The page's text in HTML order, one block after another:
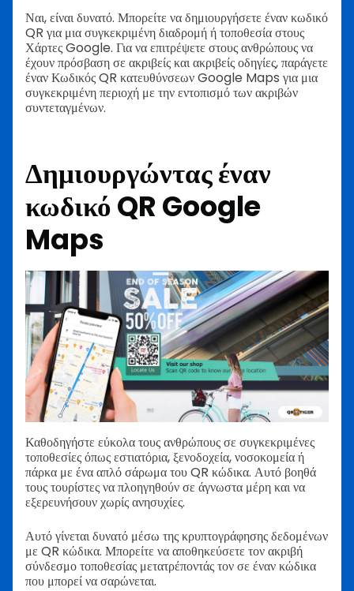
Ναι, είναι δυνατό. Μπορείτε να δημιουργήσετε έναν κωδικό
QR για μια συγκεκριμένη διαδρομή ή τοποθεσία στους
Χάρτες Google. Για να επιτρέψετε στους ανθρώπους να
έχουν πρόσβαση σε ακριβείς και ακριβείς οδηγίες, παράγετε
ένανΚωδικός QR κατευθύνσεων Google Maps για μια
συγκεκριμένη περιοχή με την εντοπισμό των ακριβών
συντεταγμένων.
Δημιουργώντας έναν
κωδικό QR Google
Maps
Καθοδηγήστε εύκολα τους ανθρώπους σε συγκεκριμένες
τοποθεσίες όπως εστιατόρια, ξενοδοχεία, νοσοκομεία ή
πάρκα με ένα απλό σάρωμα του QR κώδικα. Αυτό βοηθά
τους τουρίστες να πλοηγηθούν σε άγνωστα μέρη και να
εξερευνήσουν χωρίς ανησυχίες.
Αυτό γίνεται δυνατό μέσω της κρυπτογράφησης δεδομένων
με QR κώδικα. Μπορείτε να αποθηκεύσετε τον ακριβή
σύνδεσμο τοποθεσίας μετατρέποντάς τον σε έναν κώδικα
που μπορεί να σαρώνεται.